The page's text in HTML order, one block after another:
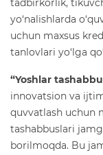
tadbirkorlik,
yo‘nalishlarda
uchun maxsus
tanlovlari yo‘lga
“Yoshlar
innovatsion va
quvvatlash uchun
tashabbuslari
borilmoqda. Bu